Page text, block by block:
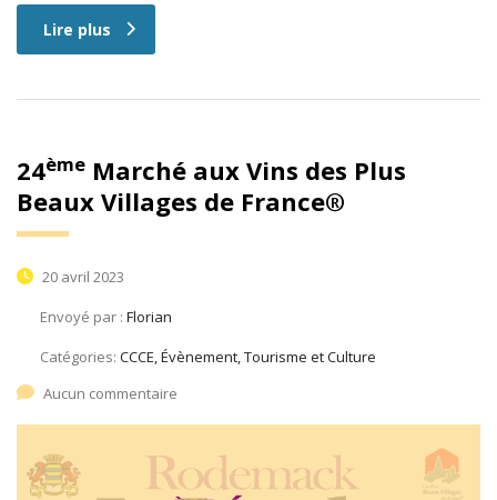
Lire plus
24ème Marché aux Vins des Plus
Beaux Villages de France®
20 avril 2023
Envoyé par : Florian
Catégories: CCCE, Évènement, Tourisme et Culture
Aucun commentaire